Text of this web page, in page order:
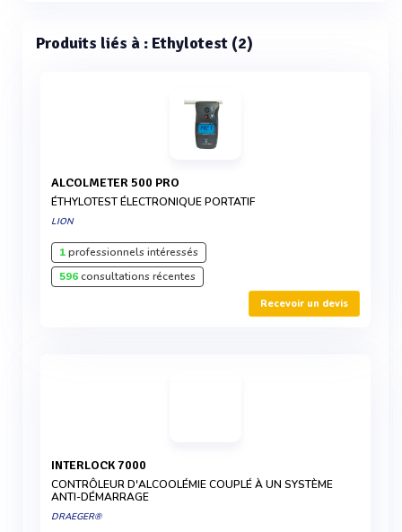
Produits liés à : Ethylotest (2)
ALCOLMETER 500 PRO
ÉTHYLOTEST ÉLECTRONIQUE PORTATIF
LION
1professionnels intéressés
596consultations récentes
Recevoir un devis
INTERLOCK 7000
CONTRÔLEUR D'ALCOOLÉMIE COUPLÉ À UN SYSTÈME
ANTI-DÉMARRAGE
DRAEGER®